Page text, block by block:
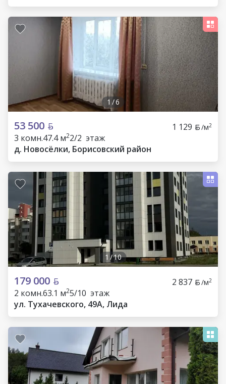
1 /6
53 500 1 129 /м2
3 комн.47.4 м22/2 этаж
д. Новосёлки, Борисовский район
1 /10
179 000 2 837 /м2
2 комн.63.1 м25/10 этаж
ул. Тухачевского, 49А, Лида